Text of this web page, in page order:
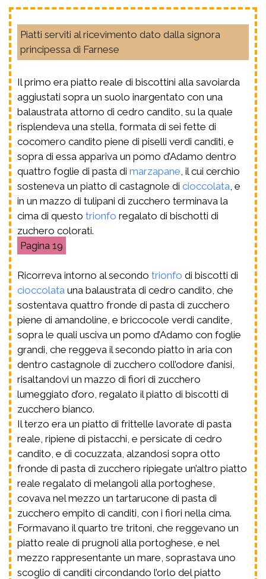
Piatti serviti al ricevimento dato dalla signora
principessa di Farnese
Il primo era piatto reale di biscottini alla savoiarda
aggiustati sopra un suolo inargentato con una
balaustrata attorno di cedro candito, su la quale
risplendeva una stella, formata di sei fette di
cocomero candito piene di piselli verdi canditi, e
sopra di essa appariva un pomo d’Adamo dentro
quattro foglie di pasta di marzapane , il cui cerchio
sosteneva un piatto di castagnole di cioccolata , e
in un mazzo di tulipani di zucchero terminava la
cima di questo trionfo regalato di bischotti di
zuchero colorati.
19
Ricorreva intorno al secondo trionfo di biscotti di
cioccolata una balaustrata di cedro candito, che
sostentava quattro fronde di pasta di zucchero
piene di amandoline, e briccocole verdi candite,
sopra le quali usciva un pomo d’Adamo con foglie
grandi, che reggeva il secondo piatto in aria con
dentro castagnole di zucchero coll’odore d’anisi,
risaltandovi un mazzo di fiori di zucchero
lumeggiato d’oro, regalato il piatto di biscotti di
zucchero bianco.
Il terzo era un piatto di frittelle lavorate di pasta
reale, ripiene di pistacchi, e persicate di cedro
candito, e di cocuzzata, alzandosi sopra otto
fronde di pasta di zucchero ripiegate un’altro piatto
reale regalato di melangoli alla portoghese,
covava nel mezzo un tartarucone di pasta di
zucchero empito di canditi, con i fiori nella cima.
Formavano il quarto tre tritoni, che reggevano un
piatto reale di prugnoli alla portoghese, e nel
mezzo rappresentante un mare, soprastava uno
scoglio di canditi circondando l’orlo del piatto